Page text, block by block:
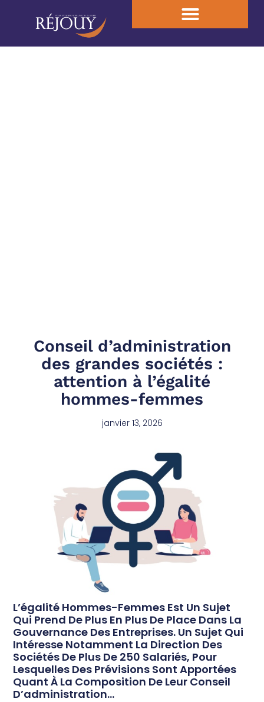
Conseil d’administration
des grandes sociétés :
attention à l’égalité
hommes-femmes
janvier 13, 2026
L’égalité Hommes-Femmes Est Un Sujet
Qui Prend De Plus En Plus De Place Dans La
Gouvernance Des Entreprises. Un Sujet Qui
Intéresse Notamment La Direction Des
Sociétés De Plus De 250 Salariés, Pour
Lesquelles Des Prévisions Sont Apportées
Quant À La Composition De Leur Conseil
D’administration…